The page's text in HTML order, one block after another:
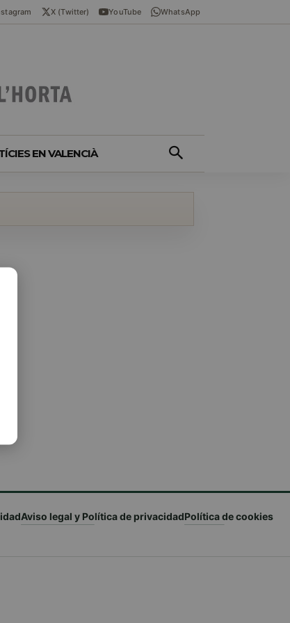
X (Twitter) YouTube WhatsApp
EN VALENCIÀ
Aviso legal y Política de privacidadPolítica de cookies